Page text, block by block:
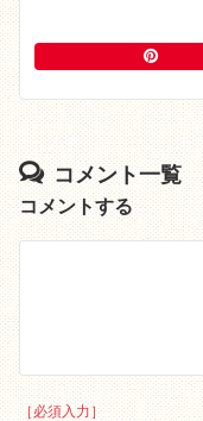
コメント一覧
コメントする
［必須入力］